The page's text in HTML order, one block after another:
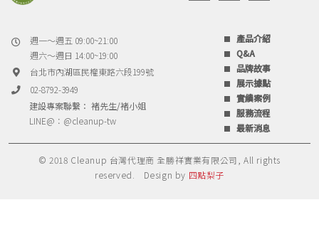
週一～週五 09:00~21:00
週六～週日 14:00~19:00
台北市內湖區民權東路六段199號
02-8792-3949
建設專案聯繫： 褚先生/褚小姐
LINE@： @cleanup-tw
產品介紹
Q&A
品牌故事
展示據點
實績案例
服務流程
最新消息
© 2018 Cleanup 台灣代理商 全勝祥實業有限公司, All rights
reserved.
Design by 四點梨子